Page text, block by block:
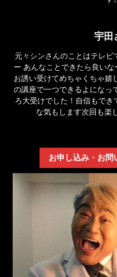
宇田
元々シンさんのことはテレ
ー あんなことできたら良い
お誘い受けてめちゃくちゃ嬉
の講座で一つできるよになっ
ろ大受けでした！自信もでき
な気もします次回も
お申し込み・お問